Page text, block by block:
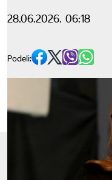
28.06.2026. 06:18
Podeli: